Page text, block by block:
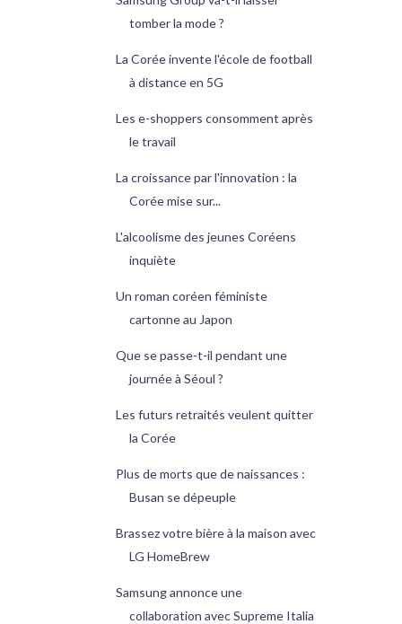
tomber la mode ?
La Corée invente l'école de football
à distance en 5G
Les e-shoppers consomment après
le travail
La croissance par l'innovation : la
Corée mise sur...
L'alcoolisme des jeunes Coréens
inquiète
Un roman coréen féministe
cartonne au Japon
Que se passe-t-il pendant une
journée à Séoul ?
Les futurs retraités veulent quitter
la Corée
Plus de morts que de naissances :
Busan se dépeuple
Brassez votre bière à la maison avec
LG HomeBrew
Samsung annonce une
collaboration avec Supreme Italia